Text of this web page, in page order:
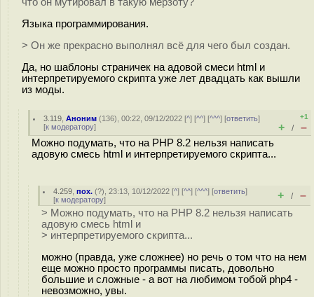
Языка программирования.
> Он же прекрасно выполнял всё для чего был создан.
Да, но шаблоны страничек на адовой смеси html и
интерпретируемого скрипта уже лет двадцать как вышли
из моды.
3.119 ,Аноним (136), 00:22, 09/12/2022 [^] [^^] [^^^] [ответить]
[к модератору]
+1
+ / –
Можно подумать, что на PHP 8.2 нельзя написать
адовую смесь html и интерпретируемого скрипта...
4.259 ,пох. (?), 23:13, 10/12/2022 [^] [^^] [^^^] [ответить]
[к модератору] + / –
> Можно подумать, что на PHP 8.2 нельзя написать
адовую смесь html и
> интерпретируемого скрипта...
можно (правда, уже сложнее) но речь о том что на нем
еще можно просто программы писать, довольно
большие и сложные - а вот на любимом тобой php4 -
невозможно, увы.